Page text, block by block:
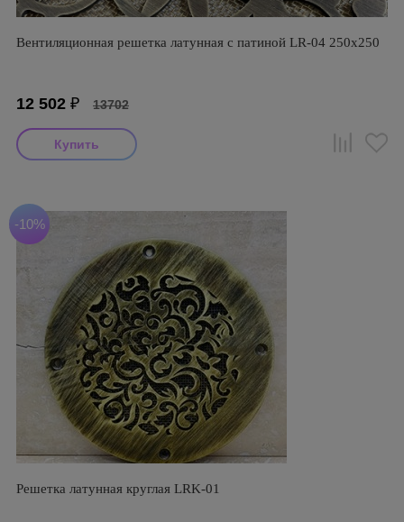
Вентиляционная решетка латунная с патиной LR-04 250х250
12 502 ₽ 13702
-10%
Решетка латунная круглая LRK-01